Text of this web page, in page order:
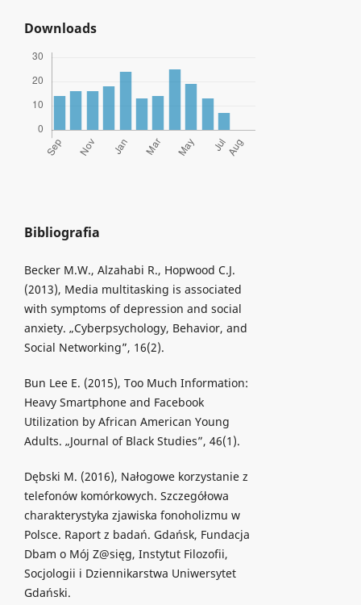
Downloads
Bibliografia
Becker M.W., Alzahabi R., Hopwood C.J.
(2013), Media multitasking is associated
with symptoms of depression and social
anxiety. „Cyberpsychology, Behavior, and
Social Networking”, 16(2).
Bun Lee E. (2015), Too Much Information:
Heavy Smartphone and Facebook
Utilization by African American Young
Adults. „Journal of Black Studies”, 46(1).
Dębski M. (2016), Nałogowe korzystanie z
telefonów komórkowych. Szczegółowa
charakterystyka zjawiska fonoholizmu w
Polsce. Raport z badań. Gdańsk, Fundacja
Dbam o Mój Z@sięg, Instytut Filozofii,
Socjologii i Dziennikarstwa Uniwersytet
Gdański.